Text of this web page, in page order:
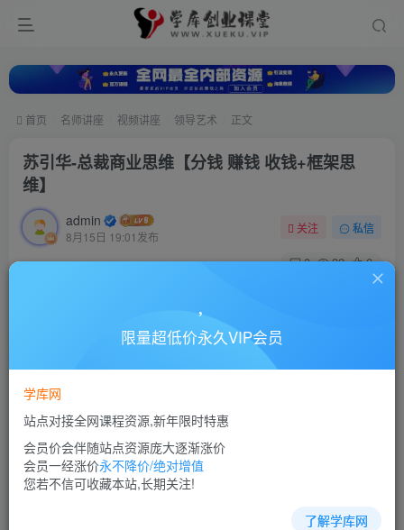
首页 名师讲座 视频讲座 领导艺术 正文
苏引华-总裁商业思维【分钱 赚钱 收钱+框架思
维】
admin
8月15日 19:01发布
关注 私信
0 32 0
苏引华-总裁商业思维【分钱 赚钱 收钱+框架思维】
此内容为付费资源，请付费后查看
10
立即购买
您当前未登录！建议登陆后购买，可保存购买订单
限量超低价永久VIP会员
学库网
站点对接全网课程资源,新年限时特惠
会员价会伴随站点资源庞大逐渐涨价
会员一经涨价永不降价/绝对增值
您若不信可收藏本站,长期关注!
了解学库网